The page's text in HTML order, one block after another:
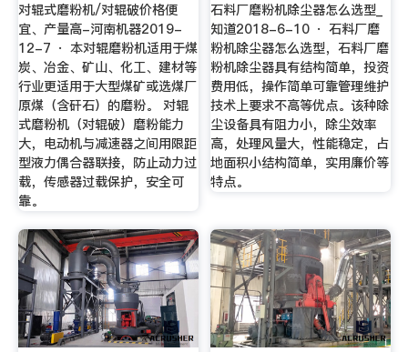
对辊式磨粉机/对辊破价格便
宜、产量高-河南机器2019-
12-7 · 本对辊磨粉机适用于煤
炭、冶金、矿山、化工、建材等
行业更适用于大型煤矿或选煤厂
原煤（含矸石）的磨粉。 对辊
式磨粉机（对辊破）磨粉能力
大，电动机与减速器之间用限距
型液力偶合器联接，防止动力过
载，传感器过载保护，安全可
靠。
石料厂磨粉机除尘器怎么选型_
知道2018-6-10 · 石料厂磨
粉机除尘器怎么选型，石料厂磨
粉机除尘器具有结构简单，投资
费用低，操作简单可靠管理维护
技术上要求不高等优点。该种除
尘设备具有阻力小，除尘效率
高，处理风量大，性能稳定，占
地面积小结构简单，实用廉价等
特点。